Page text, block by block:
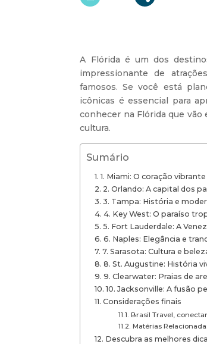
A Flórida é um dos
impressionante de
famosos. Se você está
icônicas é essencial para
conhecer na Flórida que vão
cultura.
Sumário
1. Miami: O coração
2. Orlando: A capital dos
3. Tampa: História e
4. Key West: O paraíso
5. Fort Lauderdale: A
6. Naples: Elegância e
7. Sarasota: Cultura e
8. St. Augustine: História
9. Clearwater: Praias de
10. Jacksonville: A fusão
Considerações finais
Brasil Travel,
Matérias
Descubra as melhores